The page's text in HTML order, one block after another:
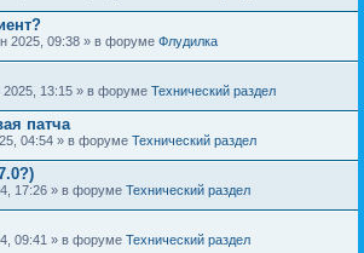
2025, 09:38 » в форуме Флудилка
2025, 13:15 » в форуме Технический раздел
патча
04:54 » в форуме Технический раздел
17:26 » в форуме Технический раздел
09:41 » в форуме Технический раздел